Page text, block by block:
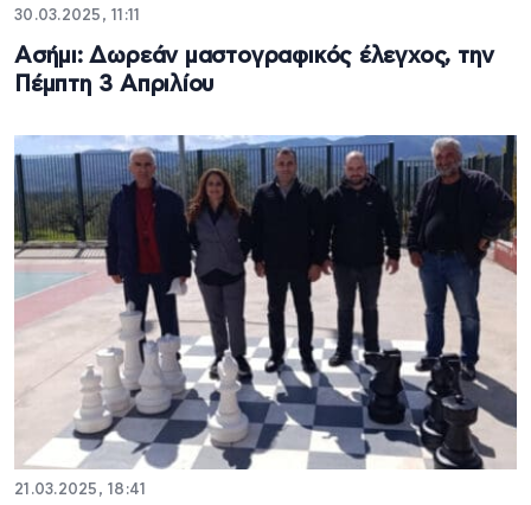
30.03.2025, 11:11
Ασήμι: Δωρεάν μαστογραφικός έλεγχος, την
Πέμπτη 3 Απριλίου
21.03.2025, 18:41